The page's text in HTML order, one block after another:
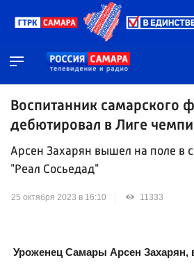
Воспитанник самарского
дебютировал в Лиге
Арсен Захарян вышел на поле в
"Реал Сосьедад"
25 октября 2023 в 16:10 11333
Уроженец Самары Арсен Захарян,